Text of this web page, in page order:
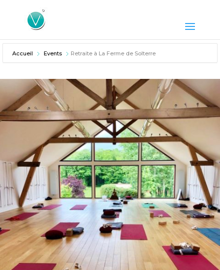
Accueil Events Retraite à La Ferme de Solterre